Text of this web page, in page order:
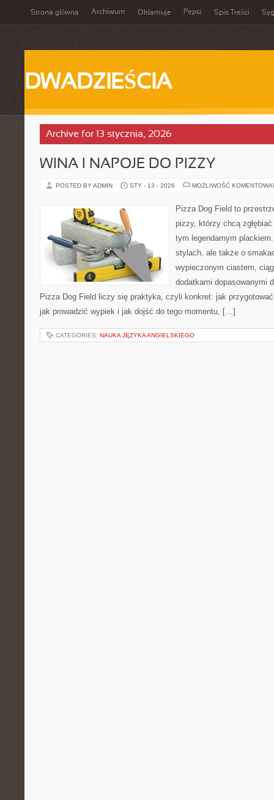
Strona główna Archiwum Okłamuje Pepsi Spis Treści
DWADZIEŚCIA
Archive for 13 stycznia, 2026
WINA I NAPOJE DO PIZZY
POSTED BY ADMIN STY - 13 - 2026 MOŻLIWOŚĆ
Pizza Dog Field to
pizzy, którzy chcą
tym legendarnym
stylach, ale także o
wypieczonym ciastem,
dodatkami dopasowanymi
Pizza Dog Field liczy się praktyka, czyli konkret: jak
jak prowadzić wypiek i jak dojść do tego momentu, […]
CATEGORIES: NAUKA JĘZYKA ANGIELSKIEGO